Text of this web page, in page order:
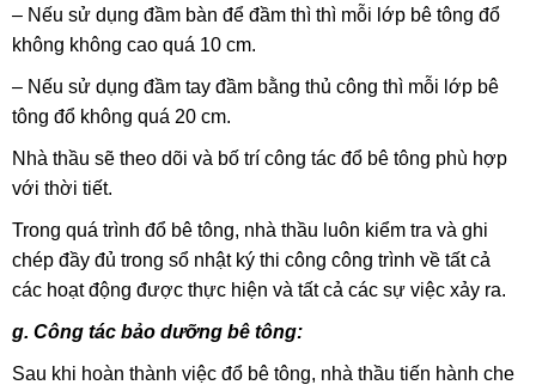
– Nếu sử dụng đầm bàn để đầm thì thì mỗi lớp bê tông đổ
không không cao quá 10 cm.
– Nếu sử dụng đầm tay đầm bằng thủ công thì mỗi lớp bê
tông đổ không quá 20 cm.
Nhà thầu sẽ theo dõi và bố trí công tác đổ bê tông phù hợp
với thời tiết.
Trong quá trình đổ bê tông, nhà thầu luôn kiểm tra và ghi
chép đầy đủ trong sổ nhật ký thi công công trình về tất cả
các hoạt động được thực hiện và tất cả các sự việc xảy ra.
g. Công tác bảo dưỡng bê tông:
Sau khi hoàn thành việc đổ bê tông, nhà thầu tiến hành che